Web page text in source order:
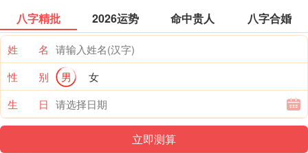
八字精批 2026运势 命中贵人 八字合婚
姓 名
性 别
男
女
生 日